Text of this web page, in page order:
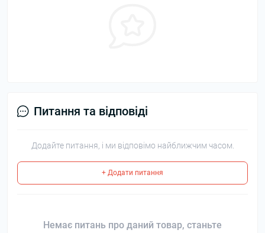
Питання та відповіді
Додайте питання, і ми відповімо найближчим часом.
+ Додати питання
Немає питань про даний товар, станьте